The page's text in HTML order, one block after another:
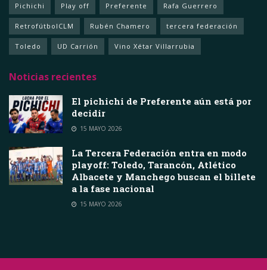
Pichichi Play off Preferente Rafa Guerrero
RetrofútbolCLM Rubén Chamero tercera federación
Toledo UD Carrión Vino Xétar Villarrubia
Noticias recientes
El pichichi de Preferente aún está por
decidir
15 MAYO 2026
La Tercera Federación entra en modo
playoff: Toledo, Tarancón, Atlético
Albacete y Manchego buscan el billete
a la fase nacional
15 MAYO 2026